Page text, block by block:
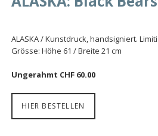
ALASKA / Kunstdruck, handsigniert.
Grösse: Höhe 61 / Breite 21 cm
Ungerahmt CHF 60.00
HIER BESTELLEN